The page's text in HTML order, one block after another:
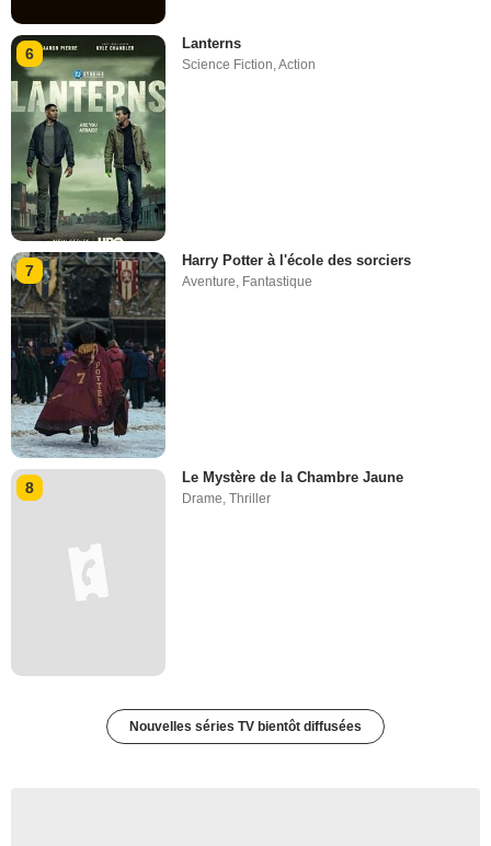
6
Lanterns
Science Fiction,Action
7
Harry Potter à l'école des sorciers
Aventure, Fantastique
8
Le Mystère de la Chambre Jaune
Drame,Thriller
Nouvelles séries TV bientôt diffusées